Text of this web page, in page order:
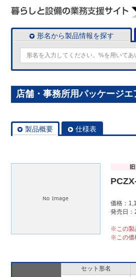
形名から製品情報を探す
店舗・事務所用パッケージ
製品概要 仕様表
価格：
発売日：
※この製
※この価
セット形名